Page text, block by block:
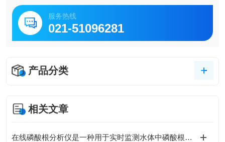
服务热线
021-51096281
产品分类
相关文章
在线磷酸根分析仪是一种用于实时监测水体中磷酸根离子浓度的设备